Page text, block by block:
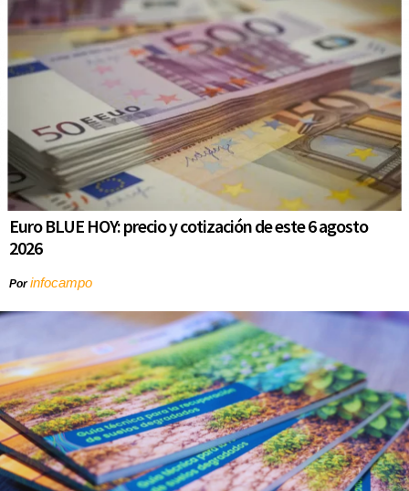
Euro BLUE HOY: precio y cotización de este 6 agosto
2026
Porinfocampo